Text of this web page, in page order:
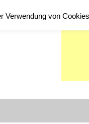
Verwendung von